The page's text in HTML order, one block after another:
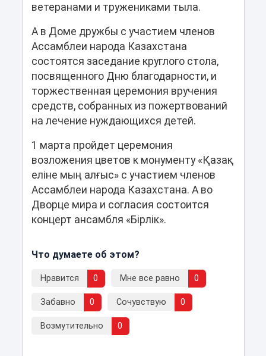
ветеранами и тружениками тыла.
А в Доме дружбы с участием членов
Ассамблеи народа Казахстана
состоятся заседание круглого стола,
посвященного Дню благодарности, и
торжественная церемония вручения
средств, собранных из пожертвований
на лечение нуждающихся детей.
1 марта пройдет церемония
возложения цветов к монументу «Қазақ
еліне мың алғыс» с участием членов
Ассамблеи народа Казахстана. А во
Дворце мира и согласия состоится
концерт ансамбля «Бірлік».
Что думаете об этом?
Нравится 0 Мне все равно 0
Забавно 0 Сочувствую 0
Возмутительно 0